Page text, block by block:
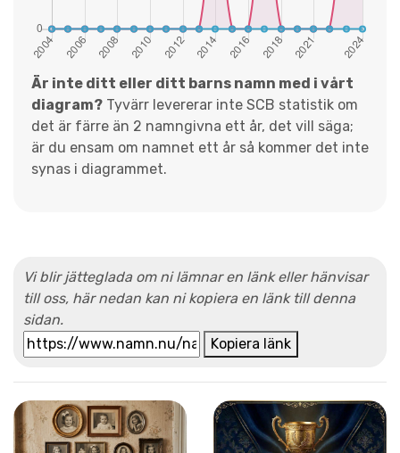
Är inte ditt eller ditt barns namn med i vårt
diagram? Tyvärr levererar inte SCB statistik om
det är färre än 2 namngivna ett år, det vill säga;
är du ensam om namnet ett år så kommer det inte
synas i diagrammet.
Vi blir jätteglada om ni lämnar en länk eller hänvisar
till oss, här nedan kan ni kopiera en länk till denna
sidan.
Kopiera länk